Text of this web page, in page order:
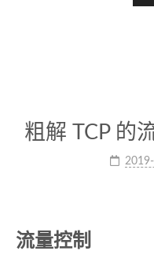
粗解 TCP 的
流量控制